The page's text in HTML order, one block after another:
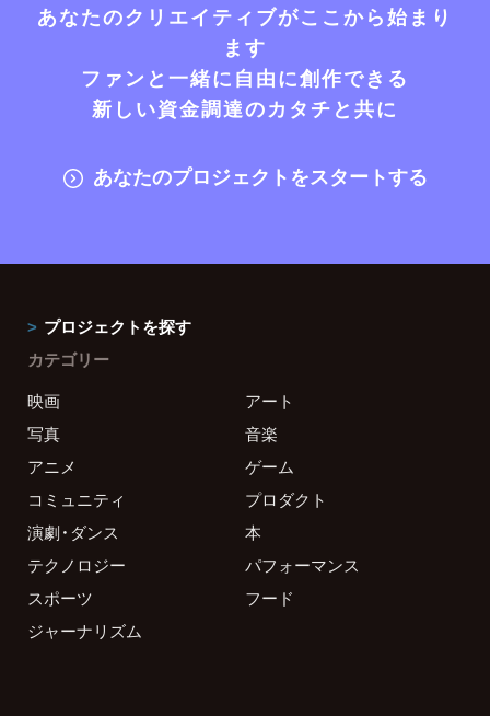
あなたのクリエイティブがここから始まり
ます
ファンと一緒に自由に創作できる
新しい資金調達のカタチと共に
あなたのプロジェクトをスタートする
プロジェクトを探す
カテゴリー
映画
アート
写真
音楽
アニメ
ゲーム
コミュニティ
プロダクト
演劇・ダンス
本
テクノロジー
パフォーマンス
スポーツ
フード
ジャーナリズム